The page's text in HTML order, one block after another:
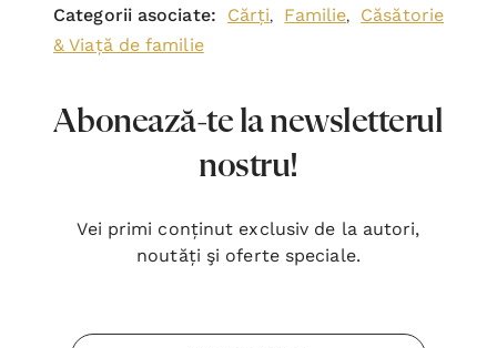
Categorii asociate: Cărți, Familie,
Căsătorie
& Viață de familie
Abonează-te la newsletterul
nostru!
Vei primi conținut exclusiv de la autori,
noutăți şi oferte speciale.